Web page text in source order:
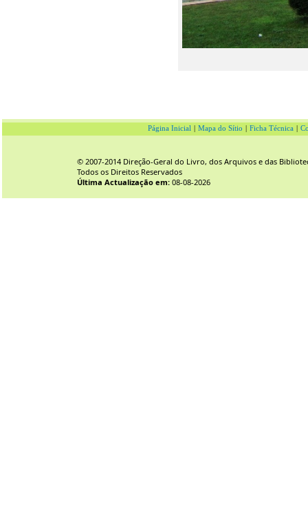
Página Inicial Mapa do Sítio Ficha Técnica
© 2007-2014 Direção-Geral do Livro, dos Arquivos e das
Todos os Direitos Reservados
Última Actualização em: 08-08-2026